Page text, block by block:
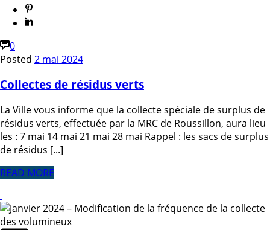
0
Posted 2 mai 2024
Collectes de résidus verts
La Ville vous informe que la collecte spéciale de surplus de
résidus verts, effectuée par la MRC de Roussillon, aura lieu
les : 7 mai 14 mai 21 mai 28 mai Rappel : les sacs de surplus
de résidus [...]
READ MORE